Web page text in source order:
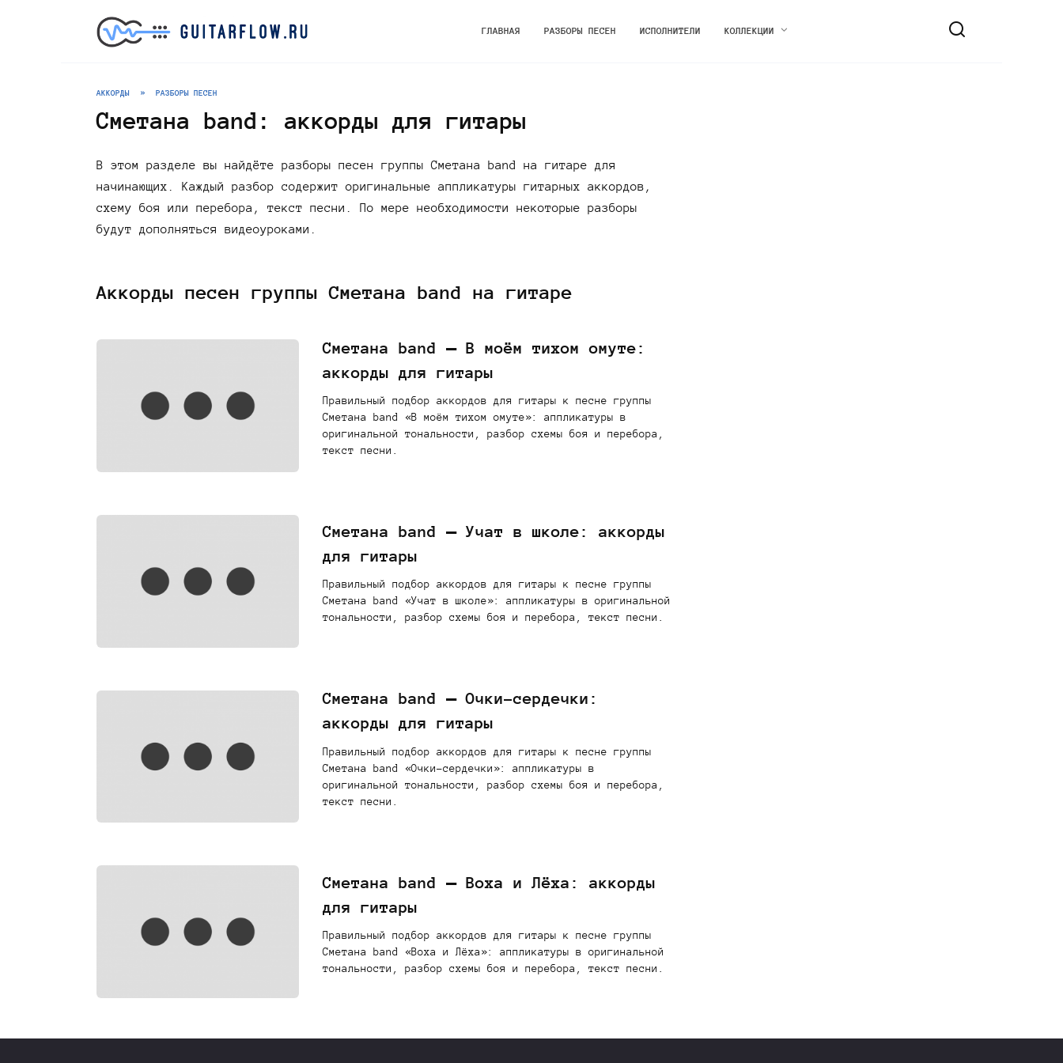
ГЛАВНАЯ РАЗБОРЫ ПЕСЕН ИСПОЛНИТЕЛИ КОЛЛЕКЦИИ
АККОРДЫ » РАЗБОРЫ ПЕСЕН
Сметана band: аккорды для гитары
В этом разделе вы найдёте разборы песен группы Сметана band на гитаре для
начинающих. Каждый разбор содержит оригинальные аппликатуры гитарных аккордов,
схему боя или перебора, текст песни. По мере необходимости некоторые разборы
будут дополняться видеоуроками.
Аккорды песен группы Сметана band на гитаре
Сметана band — В моём тихом омуте:
аккорды для гитары
Правильный подбор аккордов для гитары к песне группы
Сметана band «В моём тихом омуте»: аппликатуры в
оригинальной тональности, разбор схемы боя и перебора,
текст песни.
Сметана band — Учат в школе: аккорды
для гитары
Правильный подбор аккордов для гитары к песне группы
Сметана band «Учат в школе»: аппликатуры в оригинальной
тональности, разбор схемы боя и перебора, текст песни.
Сметана band — Очки-сердечки:
аккорды для гитары
Правильный подбор аккордов для гитары к песне группы
Сметана band «Очки-сердечки»: аппликатуры в
оригинальной тональности, разбор схемы боя и перебора,
текст песни.
Сметана band — Воха и Лёха: аккорды
для гитары
Правильный подбор аккордов для гитары к песне группы
Сметана band «Воха и Лёха»: аппликатуры в оригинальной
тональности, разбор схемы боя и перебора, текст песни.